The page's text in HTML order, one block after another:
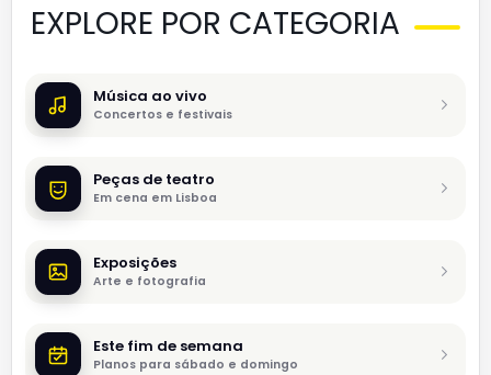
EXPLORE POR CATEGORIA
Música ao vivo
Concertos e festivais
Peças de teatro
Em cena em Lisboa
Exposições
Arte e fotografia
Este fim de semana
Planos para sábado e domingo